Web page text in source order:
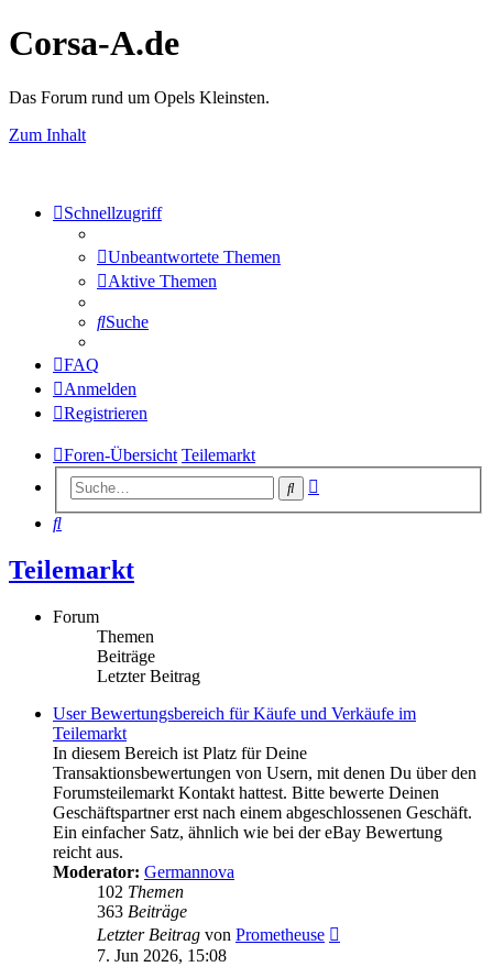
Corsa-A.de
Das Forum rund um Opels Kleinsten.
Zum Inhalt
Schnellzugriff
Unbeantwortete Themen
Aktive Themen
Suche
FAQ
Anmelden
Registrieren
Foren-Übersicht Teilemarkt
Suche
Suche
Teilemarkt
Forum
Themen
Beiträge
Letzter Beitrag
User Bewertungsbereich für Käufe und Verkäufe im
Teilemarkt
In diesem Bereich ist Platz für Deine
Transaktionsbewertungen von Usern, mit denen Du über den
Forumsteilemarkt Kontakt hattest. Bitte bewerte Deinen
Geschäftspartner erst nach einem abgeschlossenen Geschäft.
Ein einfacher Satz, ähnlich wie bei der eBay Bewertung
reicht aus.
Moderator: Germannova
102 Themen
363 Beiträge
Letzter Beitrag von Prometheuse
7. Jun 2026, 15:08